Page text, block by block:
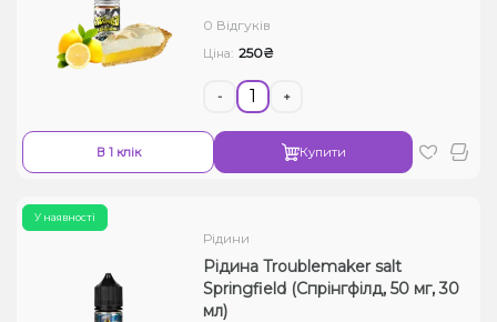
0 Відгуків
Ціна: 250₴
- +
В 1 клік Купити
У наявності
Рідини
Рідина Troublemaker salt
Springfield (Спрінгфілд, 50 мг, 30
мл)